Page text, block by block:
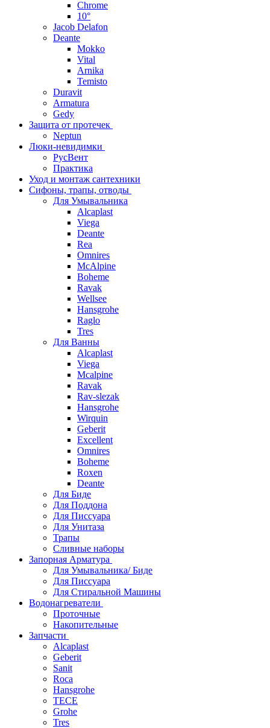
Chrome
10°
Jacob Delafon
Deante
Mokko
Vital
Arnika
Temisto
Duravit
Armatura
Gedy
Защита от протечек
Neptun
Люки-невидимки
РусВент
Практика
Уход и монтаж сантехники
Сифоны, трапы, отводы
Для Умывальника
Alcaplast
Viega
Deante
Rea
Omnires
McAlpine
Boheme
Ravak
Wellsee
Hansgrohe
Raglo
Tres
Для Ванны
Alcaplast
Viega
Mcalpine
Ravak
Rav-slezak
Hansgrohe
Wirquin
Geberit
Excellent
Omnires
Boheme
Roxen
Deante
Для Биде
Для Поддона
Для Писсуара
Для Унитаза
Трапы
Сливные наборы
Запорная Арматура
Для Умывальника/ Биде
Для Писсуара
Для Стиральной Машины
Водонагреватели
Проточные
Накопительные
Запчасти
Alcaplast
Geberit
Sanit
Roca
Hansgrohe
TECE
Grohe
Tres